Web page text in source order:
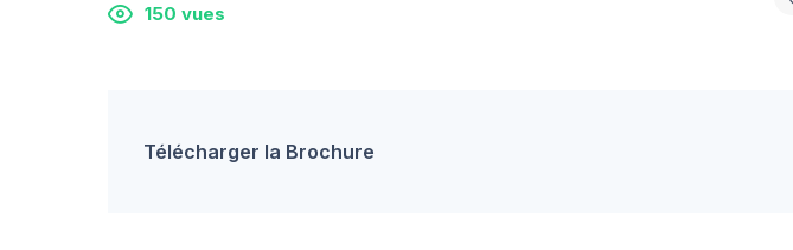
150 vues
Télécharger la Brochure